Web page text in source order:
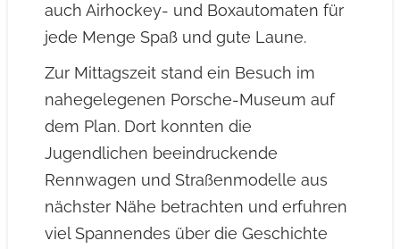
auch Airhockey- und Boxautomaten für
jede Menge Spaß und gute Laune.
Zur Mittagszeit stand ein Besuch im
nahegelegenen Porsche-Museum auf
dem Plan. Dort konnten die
Jugendlichen beeindruckende
Rennwagen und Straßenmodelle aus
nächster Nähe betrachten und erfuhren
viel Spannendes über die Geschichte